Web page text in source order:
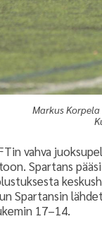
Markus
vahva
Spartans
Spartansin
17–14.